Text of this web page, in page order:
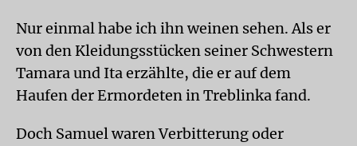
Nur einmal habe ich ihn weinen sehen. Als er
von den Kleidungsstücken seiner Schwestern
Tamara und Ita erzählte, die er auf dem
Haufen der Ermordeten in Treblinka fand.
Doch Samuel waren Verbitterung oder